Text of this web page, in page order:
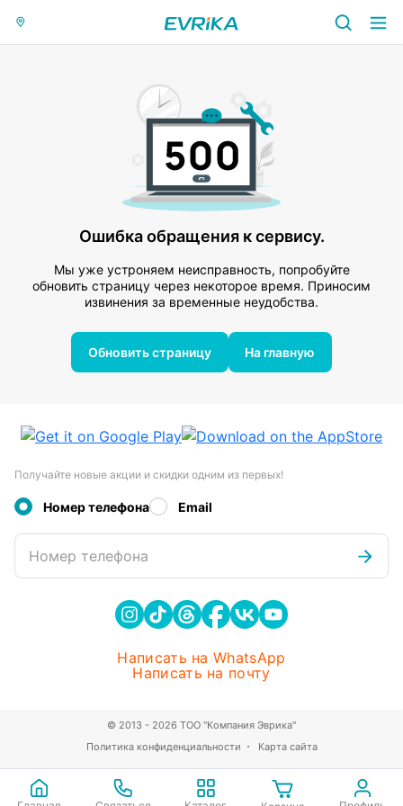
Ошибка обращения к сервису.
Мы уже устроняем неисправность, попробуйте
обновить страницу через некоторое время. Приносим
извинения за временные неудобства.
Обновить страницу На главную
Получайте новые акции и скидки одним из первых!
Номер телефона Email
Номер телефона
Написать на WhatsApp
Написать на почту
Политика конфиденциальности Карта сайта
© 2013 - 2026 ТОО "Компания Эврика"